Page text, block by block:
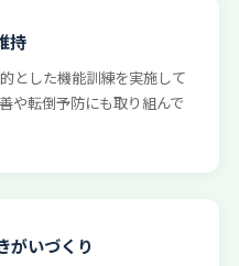
持
とした機能訓練を実施して
や転倒予防にも取り組んで
がいづくり